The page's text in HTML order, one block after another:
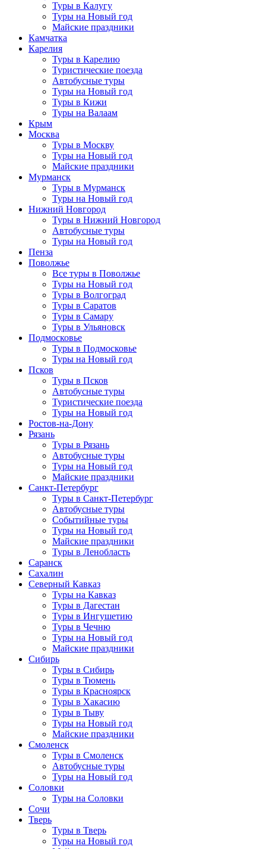
Туры в Калугу
Туры на Новый год
Майские праздники
Камчатка
Карелия
Туры в Карелию
Туристические поезда
Автобусные туры
Туры на Новый год
Туры в Кижи
Туры на Валаам
Крым
Москва
Туры в Москву
Туры на Новый год
Майские праздники
Мурманск
Туры в Мурманск
Туры на Новый год
Нижний Новгород
Туры в Нижний Новгород
Автобусные туры
Туры на Новый год
Пенза
Поволжье
Все туры в Поволжье
Туры на Новый год
Туры в Волгоград
Туры в Саратов
Туры в Самару
Туры в Ульяновск
Подмосковье
Туры в Подмосковье
Туры на Новый год
Псков
Туры в Псков
Автобусные туры
Туристические поезда
Туры на Новый год
Ростов-на-Дону
Рязань
Туры в Рязань
Автобусные туры
Туры на Новый год
Майские праздники
Санкт-Петербург
Туры в Санкт-Петербург
Автобусные туры
Событийные туры
Туры на Новый год
Майские праздники
Туры в Ленобласть
Саранск
Сахалин
Северный Кавказ
Туры на Кавказ
Туры в Дагестан
Туры в Ингушетию
Туры в Чечню
Туры на Новый год
Майские праздники
Сибирь
Туры в Сибирь
Туры в Тюмень
Туры в Красноярск
Туры в Хакасию
Туры в Тыву
Туры на Новый год
Майские праздники
Смоленск
Туры в Смоленск
Автобусные туры
Туры на Новый год
Соловки
Туры на Соловки
Сочи
Тверь
Туры в Тверь
Туры на Новый год